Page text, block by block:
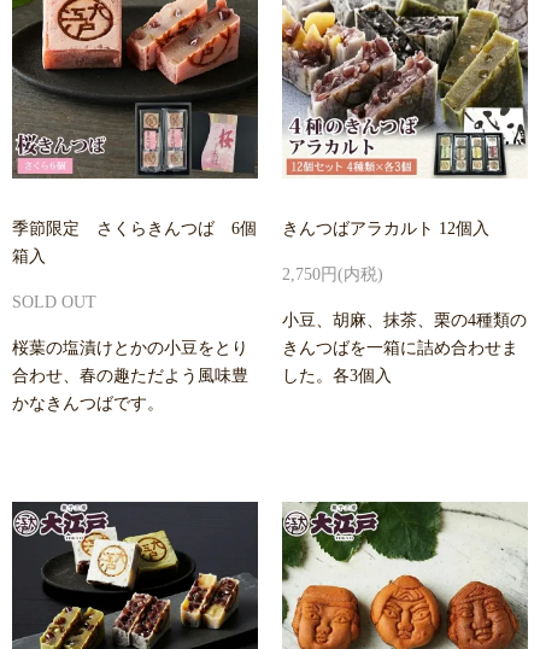
季節限定 さくらきんつば 6個
箱入
SOLD OUT
桜葉の塩漬けとかの小豆をとり
合わせ、春の趣ただよう風味豊
かなきんつばです。
きんつばアラカルト 12個入
2,750円(内税)
小豆、胡麻、抹茶、栗の4種類の
きんつばを一箱に詰め合わせま
した。各3個入